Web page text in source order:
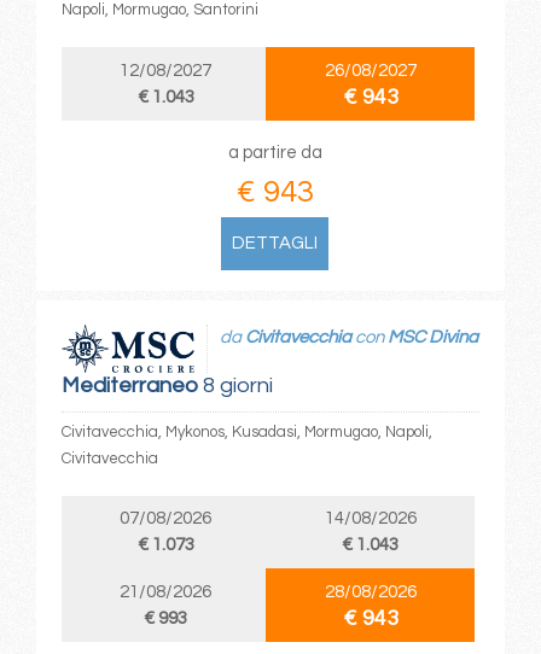
Napoli, Mormugao, Santorini
12/08/2027
€ 1.043
26/08/2027
€ 943
a partire da
€ 943
DETTAGLI
Mediterraneo8 giorni
da Civitavecchiacon MSC Divina
Civitavecchia, Mykonos, Kusadasi, Mormugao, Napoli,
Civitavecchia
07/08/2026
€ 1.073
14/08/2026
€ 1.043
21/08/2026
€ 993
28/08/2026
€ 943